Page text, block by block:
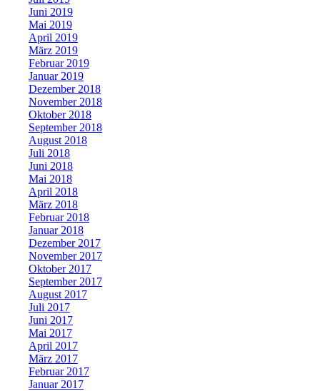
Juni 2019
Mai 2019
April 2019
März 2019
Februar 2019
Januar 2019
Dezember 2018
November 2018
Oktober 2018
September 2018
August 2018
Juli 2018
Juni 2018
Mai 2018
April 2018
März 2018
Februar 2018
Januar 2018
Dezember 2017
November 2017
Oktober 2017
September 2017
August 2017
Juli 2017
Juni 2017
Mai 2017
April 2017
März 2017
Februar 2017
Januar 2017